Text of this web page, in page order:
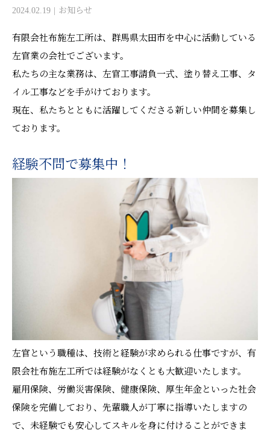
2024.02.19 お知らせ
有限会社布施左工所は、群馬県太田市を中心に活動している
左官業の会社でございます。
私たちの主な業務は、左官工事請負一式、塗り替え工事、タ
イル工事などを手がけております。
現在、私たちとともに活躍してくださる新しい仲間を募集し
ております。
経験不問で募集中！
左官という職種は、技術と経験が求められる仕事ですが、有
限会社布施左工所では経験がなくとも大歓迎いたします。
雇用保険、労働災害保険、健康保険、厚生年金といった社会
保険を完備しており、先輩職人が丁寧に指導いたしますの
で、未経験でも安心してスキルを身に付けることができま